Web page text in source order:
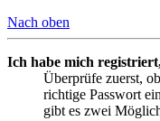
Nach oben
Ich habe mich
Überprüfe zuerst,
richtige Passwort
gibt es zwei